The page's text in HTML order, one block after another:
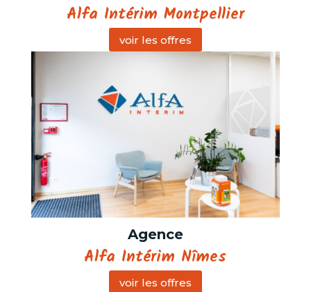
Alfa Intérim Montpellier
voir les offres
Agence
Alfa Intérim Nîmes
voir les offres